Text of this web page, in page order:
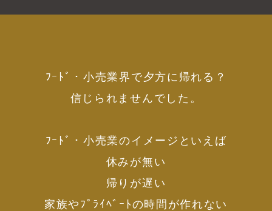
ﾌｰﾄﾞ・小売業界で夕方に帰れる？
信じられませんでした。
ﾌｰﾄﾞ・小売業のイメージといえば
休みが無い
帰りが遅い
家族やﾌﾟﾗｲﾍﾞｰﾄの時間が作れない